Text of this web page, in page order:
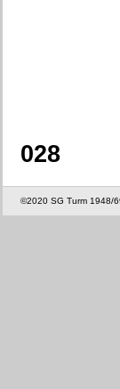
028
©2020 SG Turm 1948/